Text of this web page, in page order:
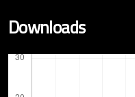
Downloads